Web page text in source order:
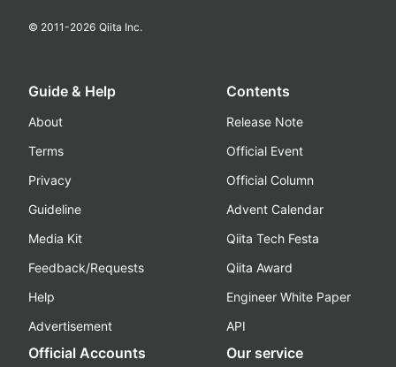
© 2011-2026 Qiita Inc.
Guide & Help
About
Terms
Privacy
Guideline
Media Kit
Feedback/Requests
Help
Advertisement
Contents
Release Note
Official Event
Official Column
Advent Calendar
Qiita Tech Festa
Qiita Award
Engineer White Paper
API
Official Accounts Our service